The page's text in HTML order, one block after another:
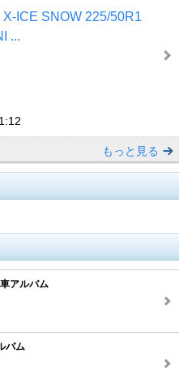
X-ICE SNOW 225/50R1
...
もっと見る
アルバム
バム